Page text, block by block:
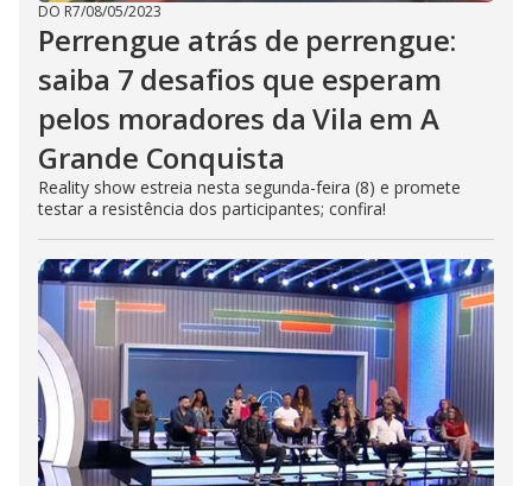
DO R7/08/05/2023
Perrengue atrás de perrengue:
saiba 7 desafios que esperam
pelos moradores da Vila em A
Grande Conquista
Reality show estreia nesta segunda-feira (8) e promete
testar a resistência dos participantes; confira!